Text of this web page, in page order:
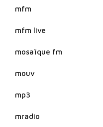
mfm
mfm live
mosaïque fm
mouv
mp3
mradio